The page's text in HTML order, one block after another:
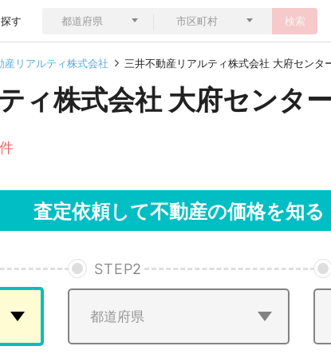
す 検索
リアルティ株式会社 三井不動産リアルティ株式会社 大府センタ
ィ株式会社 大府センタ
査定依頼して不動産の価格を知る
STEP2